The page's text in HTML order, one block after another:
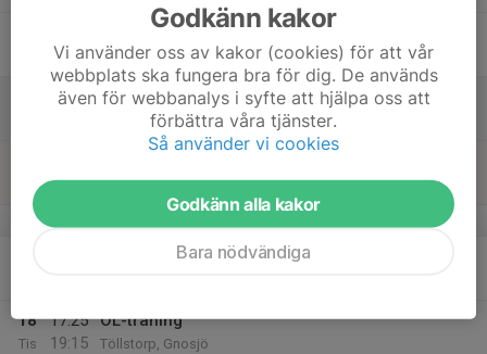
10:00
OL, Bredaryds medel
Bredaryd
Sön
12:00
Bredaryd
18
Tis
17:25
19:15
OL-träning
Töllstorp, Gnosjö
Godkänn kakor
Vi använder oss av kakor (cookies) för att vår
webbplats ska fungera bra för dig. De används
även för webbanalys i syfte att hjälpa oss att
förbättra våra tjänster.
Så använder vi cookies
Godkänn alla kakor
Bara nödvändiga